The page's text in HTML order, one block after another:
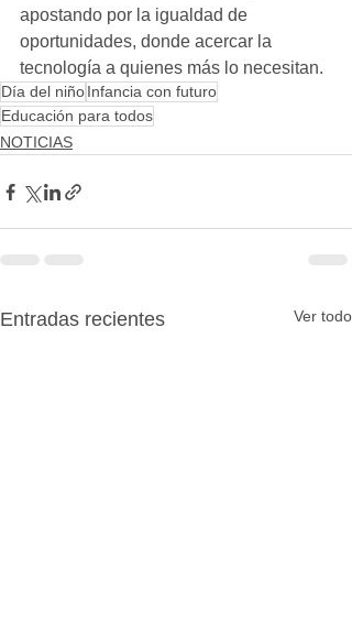
apostando por la igualdad de
oportunidades, donde acercar la
tecnología a quienes más lo necesitan.
Día del niñoInfancia con futuro
Educación para todos
NOTICIAS
Entradas recientes Ver todo